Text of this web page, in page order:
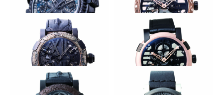
タコを掲げたダイバーズ
ROMAIN JEROME
オクトパス ルーメ
工芸的なベゼルで個性を強調
ROMAIN JEROME
スカイラブ 48 レッドエングレ
蒸気機関の世界観をベゼルに
ROMAIN JEROME
スチームパンク ブラック オー
宇宙開発の夢を腕に
ROMAIN JEROME
スカイラブ 48 レッド